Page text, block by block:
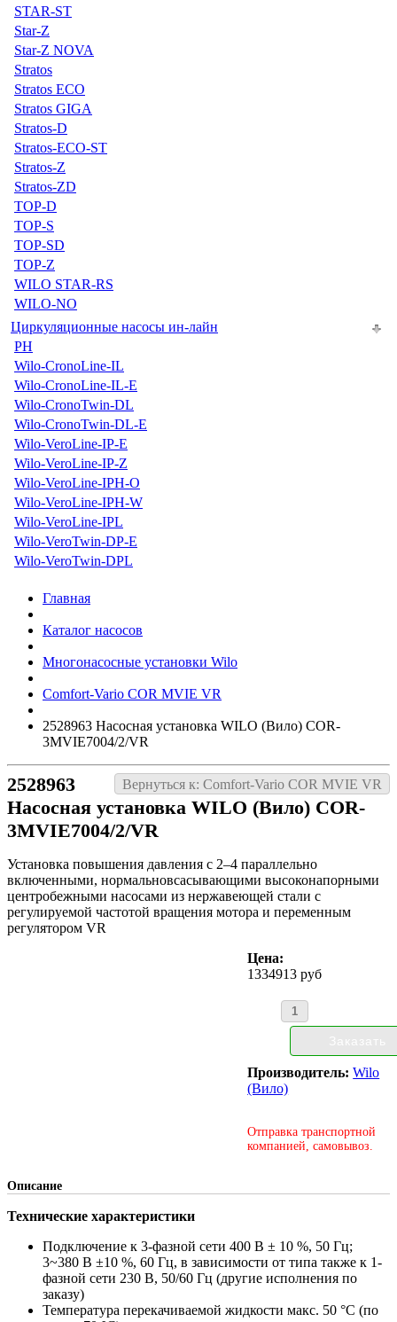
STAR-ST
Star-Z
Star-Z NOVA
Stratos
Stratos ECO
Stratos GIGA
Stratos-D
Stratos-ECO-ST
Stratos-Z
Stratos-ZD
TOP-D
TOP-S
TOP-SD
TOP-Z
WILO STAR-RS
WILO-NO
Циркуляционные насосы ин-лайн
PH
Wilo-CronoLine-IL
Wilo-CronoLine-IL-E
Wilo-CronoTwin-DL
Wilo-CronoTwin-DL-E
Wilo-VeroLine-IP-E
Wilo-VeroLine-IP-Z
Wilo-VeroLine-IPH-O
Wilo-VeroLine-IPH-W
Wilo-VeroLine-IPL
Wilo-VeroTwin-DP-E
Wilo-VeroTwin-DPL
Главная
Каталог насосов
Многонасосные установки Wilo
Comfort-Vario COR MVIE VR
2528963 Насосная установка WILO (Вило) COR-
3MVIE7004/2/VR
Вернуться к: Comfort-Vario COR MVIE VR
2528963
Насосная установка WILO (Вило) COR-
3MVIE7004/2/VR
Установка повышения давления с 2–4 параллельно
включенными, нормальновсасывающими высоконапорными
центробежными насосами из нержавеющей стали с
регулируемой частотой вращения мотора и переменным
регулятором VR
Цена:
1334913 руб
Производитель:Wilo
(Вило)
Отправка транспортной
компанией, самовывоз.
Описание
Технические характеристики
Подключение к 3-фазной сети 400 В ± 10 %, 50 Гц;
3~380 В ±10 %, 60 Гц, в зависимости от типа также к 1-
фазной сети 230 В, 50/60 Гц (другие исполнения по
заказу)
Температура перекачиваемой жидкости макс. 50 °C (по